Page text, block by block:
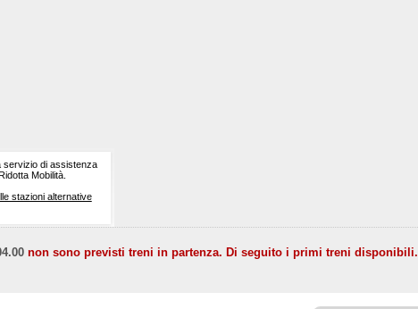
servizio di assistenza
Mobilità.
stazioni alternative
non sono previsti treni in partenza. Di seguito i primi treni disponibili.